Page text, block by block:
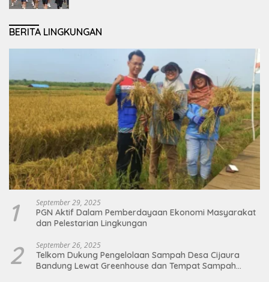
BERITA LINGKUNGAN
1 September 29, 2025
PGN Aktif Dalam Pemberdayaan Ekonomi Masyarakat
dan Pelestarian Lingkungan
2 September 26, 2025
Telkom Dukung Pengelolaan Sampah Desa Cijaura
Bandung Lewat Greenhouse dan Tempat Sampah